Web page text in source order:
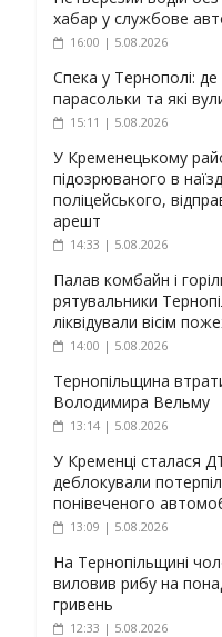
хабар у службове
16:00 | 5.08.2026
Спека у Тернополі:
парасольки та які
15:11 | 5.08.2026
У Кременецькому
підозрюваного в
поліцейського,
арешт
14:33 | 5.08.2026
Палав комбайн і
рятувальники
ліквідували вісім
14:00 | 5.08.2026
Тернопільщина
Володимира Вельму
13:14 | 5.08.2026
У Кременці сталася
деблокували
понівеченого
13:09 | 5.08.2026
На Тернопільщині
виловив рибу на
гривень
12:33 | 5.08.2026